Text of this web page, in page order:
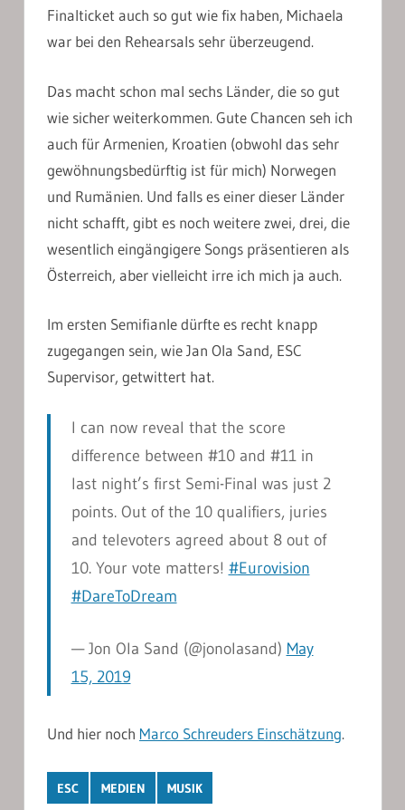
Finalticket auch so gut wie fix haben, Michaela
war bei den Rehearsals sehr überzeugend.
Das macht schon mal sechs Länder, die so gut
wie sicher weiterkommen. Gute Chancen seh ich
auch für Armenien, Kroatien (obwohl das sehr
gewöhnungsbedürftig ist für mich) Norwegen
und Rumänien. Und falls es einer dieser Länder
nicht schafft, gibt es noch weitere zwei, drei, die
wesentlich eingängigere Songs präsentieren als
Österreich, aber vielleicht irre ich mich ja auch.
Im ersten Semifianle dürfte es recht knapp
zugegangen sein, wie Jan Ola Sand, ESC
Supervisor, getwittert hat.
I can now reveal that the score
difference between #10 and #11 in
last night’s first Semi-Final was just 2
points. Out of the 10 qualifiers, juries
and televoters agreed about 8 out of
10. Your vote matters! #Eurovision
#DareToDream
— Jon Ola Sand (@jonolasand) May
15, 2019
Und hier noch Marco Schreuders Einschätzung.
ESC MEDIEN MUSIK